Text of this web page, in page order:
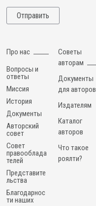
Про нас
Вопросы и
ответы
Миссия
История
Документы
Авторский
совет
Совет
правооблада
телей
Представите
льства
Благодарнос
ти наших
Советы
авторам
Документы
для авторов
Издателям
Каталог
авторов
Что такое
роялти?